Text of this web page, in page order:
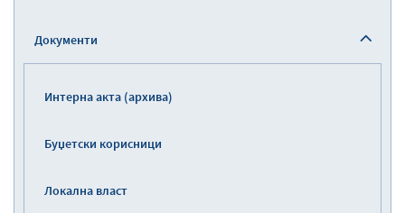
Документи
Интерна акта (архива)
Буџетски корисници
Локална власт